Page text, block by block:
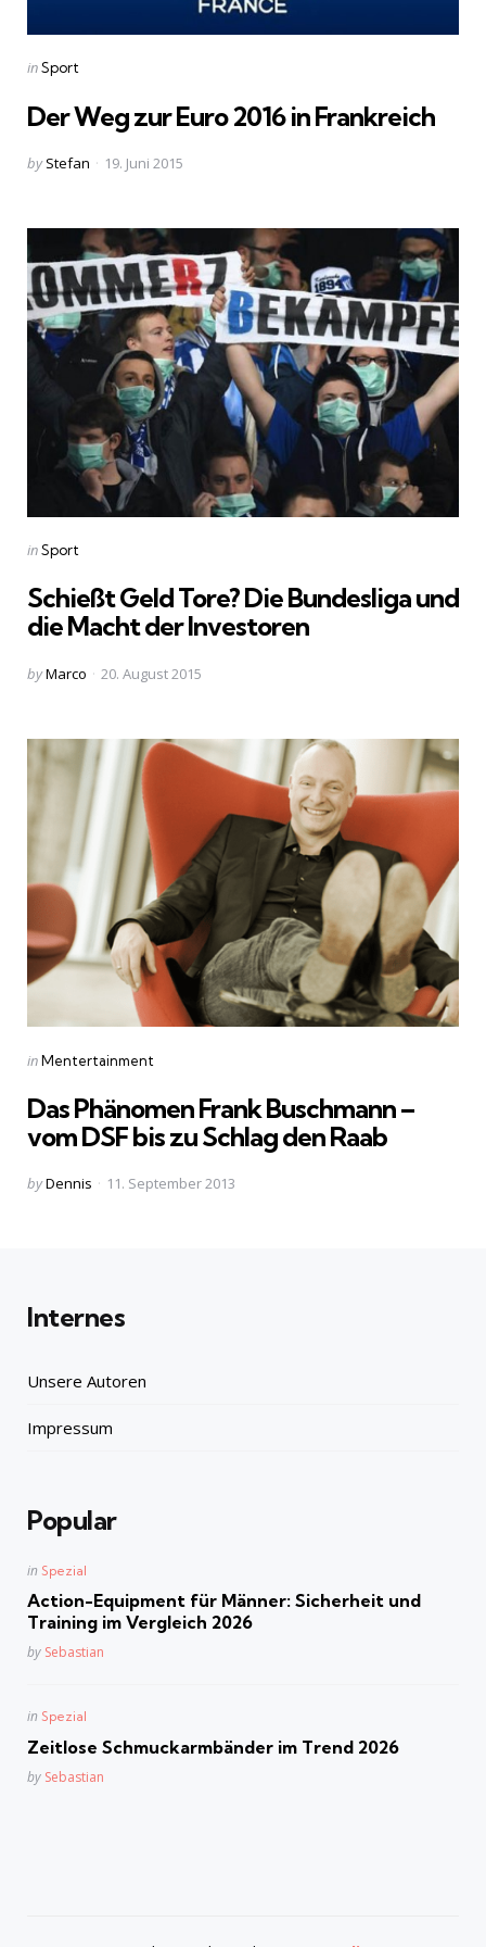
Categories
Posted
inSport
Der Weg zur Euro 2016 in Frankreich
Posted
by Stefan 19. Juni 2015
Categories
Posted
inSport
Schießt Geld Tore? Die Bundesliga und
die Macht der Investoren
Posted
byMarco 20. August 2015
Categories
Posted
inMentertainment
Das Phänomen Frank Buschmann –
vom DSF bis zu Schlag den Raab
Posted
byDennis 11. September 2013
Internes
Unsere Autoren
Impressum
Popular
Posted
in Spezial
Action-Equipment für Männer: Sicherheit und
Training im Vergleich 2026
Posted
by Sebastian
Posted
in Spezial
Zeitlose Schmuckarmbänder im Trend 2026
Posted
by Sebastian